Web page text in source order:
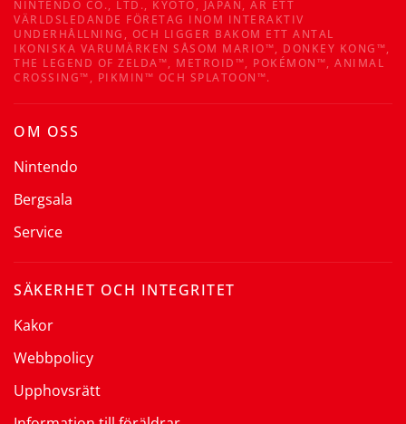
NINTENDO CO., LTD., KYOTO, JAPAN, ÄR ETT
VÄRLDSLEDANDE FÖRETAG INOM INTERAKTIV
UNDERHÅLLNING, OCH LIGGER BAKOM ETT ANTAL
IKONISKA VARUMÄRKEN SÅSOM MARIO™, DONKEY KONG™,
THE LEGEND OF ZELDA™, METROID™, POKÉMON™, ANIMAL
CROSSING™, PIKMIN™ OCH SPLATOON™.
OM OSS
Nintendo
Bergsala
Service
SÄKERHET OCH INTEGRITET
Kakor
Webbpolicy
Upphovsrätt